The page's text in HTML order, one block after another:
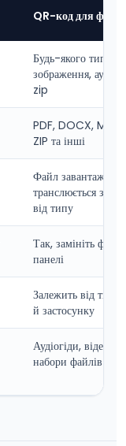
QR-код для
Будь-якого типу
зображення, аудіо,
zip
PDF, DOCX, MP3,
ZIP та інші
Файл
транслюється
від типу
Так, замініть файл
панелі
Залежить від типу
й застосунку
Аудіогіди, відео,
набори файлів